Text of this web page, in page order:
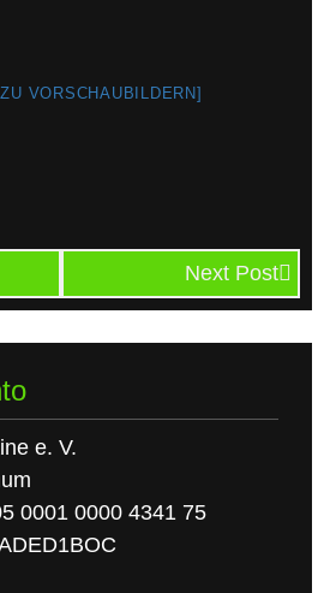
VORSCHAUBILDERN]
Next Post
e. V.
0001 0000 4341 75